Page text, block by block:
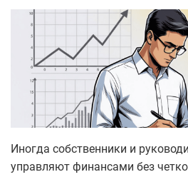
Иногда собственники и
управляют финансами без